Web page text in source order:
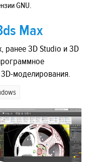
GNU.
Max
ранее 3D Studio и 3D
моделирования.